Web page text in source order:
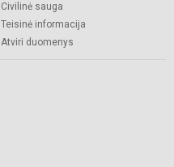
Civilinė sauga
Teisinė informacija
Atviri duomenys